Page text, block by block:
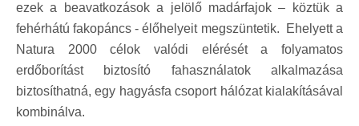
ezek a beavatkozások a jelölő madárfajok – köztük a
fehérhátú fakopáncs - élőhelyeit megszüntetik. Ehelyett a
Natura 2000 célok valódi elérését a folyamatos
erdőborítást biztosító fahasználatok alkalmazása
biztosíthatná, egy hagyásfa csoport hálózat kialakításával
kombinálva.